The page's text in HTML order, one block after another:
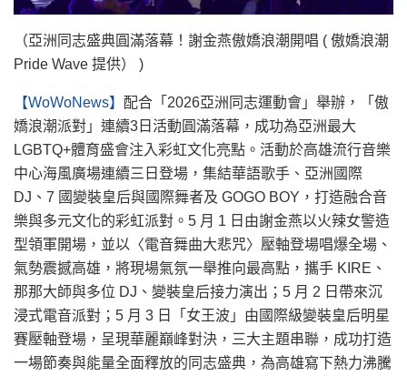
（亞洲同志盛典圓滿落幕！謝金燕傲嬌浪潮開唱 ( 傲嬌浪潮
Pride Wave 提供） )
【WoWoNews】 配合「2026亞洲同志運動會」舉辦，「傲
嬌浪潮派對」連續3日活動圓滿落幕，成功為亞洲最大
LGBTQ+體育盛會注入彩虹文化亮點。活動於高雄流行音樂
中心海風廣場連續三日登場，集結華語歌手、亞洲國際
DJ、7 國變裝皇后與國際舞者及 GOGO BOY，打造融合音
樂與多元文化的彩虹派對。5 月 1 日由謝金燕以火辣女警造
型領軍開場，並以〈電音舞曲大悲咒〉壓軸登場唱爆全場、
氣勢震撼高雄，將現場氣氛一舉推向最高點，攜手 KIRE、
那那大師與多位 DJ、變裝皇后接力演出；5 月 2 日帶來沉
浸式電音派對；5 月 3 日「女王波」由國際級變裝皇后明星
賽壓軸登場，呈現華麗巔峰對決，三大主題串聯，成功打造
一場節奏與能量全面釋放的同志盛典，為高雄寫下熱力沸騰